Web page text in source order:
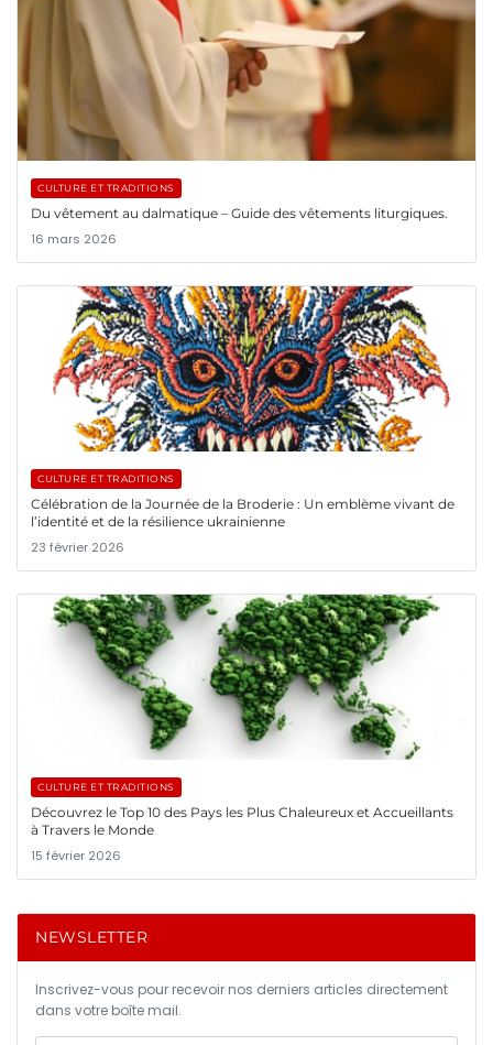
CULTURE ET TRADITIONS
Du vêtement au dalmatique – Guide des vêtements liturgiques.
16 mars 2026
CULTURE ET TRADITIONS
Célébration de la Journée de la Broderie : Un emblème vivant de
l’identité et de la résilience ukrainienne
23 février 2026
CULTURE ET TRADITIONS
Découvrez le Top 10 des Pays les Plus Chaleureux et Accueillants
à Travers le Monde
15 février 2026
NEWSLETTER
Inscrivez-vous pour recevoir nos derniers articles directement
dans votre boîte mail.